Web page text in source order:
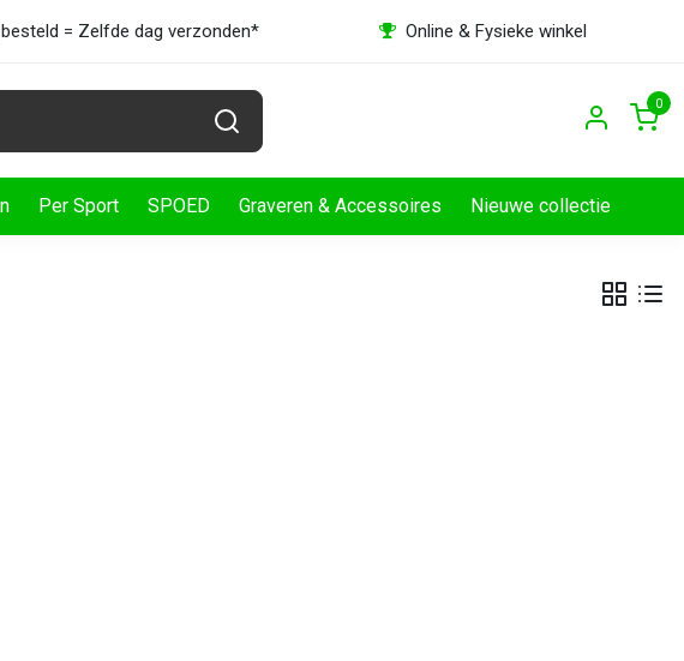
= Zelfde dag verzonden* Online & Fysieke winkel
0
Per Sport SPOED Graveren & Accessoires Nieuwe collectie